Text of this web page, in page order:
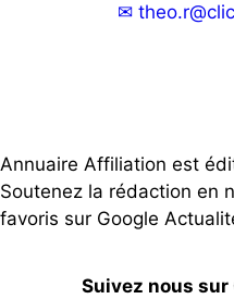
✉
Annuaire Affiliation est
Soutenez la rédaction en
favoris sur Google
Suivez nous sur